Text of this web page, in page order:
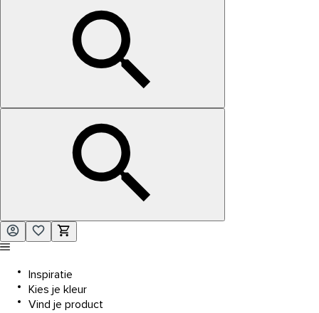
Inspiratie
Kies je kleur
Vind je product